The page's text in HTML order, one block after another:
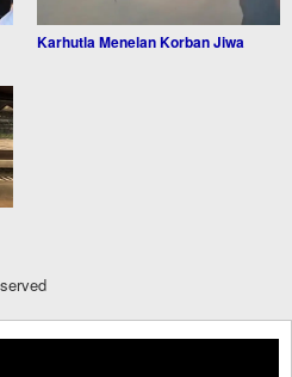
Karhutla Menelan Korban Jiwa